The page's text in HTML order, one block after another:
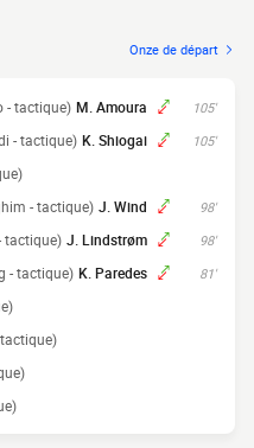
Onze de départ
105'
M. Amoura
- tactique)
105'
K. Shiogai
- tactique)
98'
J. Wind
- tactique)
98'
J. Lindstrøm
tactique)
81'
K. Paredes
- tactique)